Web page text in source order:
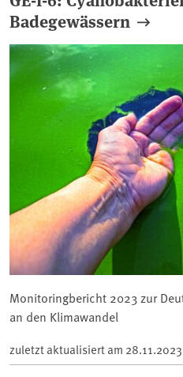
Badegewässern
Monitoringbericht 2023 zur
an den Klimawandel
zuletzt aktualisiert am 28.11.2023